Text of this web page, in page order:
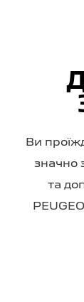
Ви
значно
та